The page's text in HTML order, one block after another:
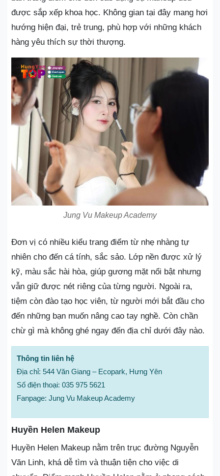
được sắp xếp khoa học. Không gian tại đây mang hơi
hướng hiện đại, trẻ trung, phù hợp với những khách
hàng yêu thích sự thời thượng.
Jung Vu Makeup Academy
Đơn vị có nhiều kiểu trang điểm từ nhẹ nhàng tự
nhiên cho đến cá tính, sắc sảo. Lớp nền được xử lý
kỹ, màu sắc hài hòa, giúp gương mặt nổi bật nhưng
vẫn giữ được nét riêng của từng người. Ngoài ra,
tiệm còn đào tạo học viên, từ người mới bắt đầu cho
đến những bạn muốn nâng cao tay nghề. Còn chần
chừ gì mà không ghé ngay đến địa chỉ dưới đây nào.
Thông tin liên hệ
Địa chỉ: 544 Văn Giang – Ecopark, Hưng Yên
Số điện thoại: 035 975 5621
Fanpage: Jung Vu Makeup Academy
Huyền Helen Makeup
Huyền Helen Makeup nằm trên trục đường Nguyễn
Văn Linh, khá dễ tìm và thuận tiện cho việc di